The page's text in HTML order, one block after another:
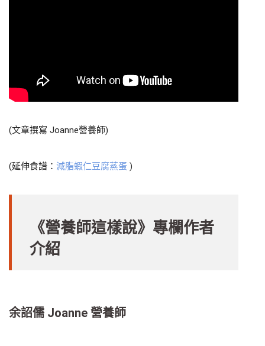
(文章撰寫 Joanne營養師)
(延伸食譜： 減脂蝦仁豆腐蒸蛋 )
《營養師這樣說》專欄作者
介紹
余詔儒 Joanne 營養師